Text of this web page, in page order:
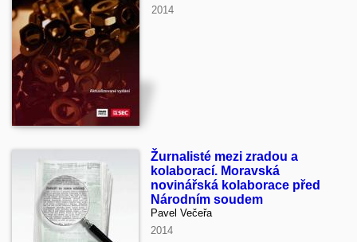
2014
Žurnalisté mezi zradou a
kolaborací. Moravská
novinářská kolaborace před
Národním soudem
Pavel Večeřa
2014